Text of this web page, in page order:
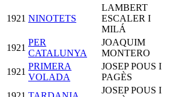
1921 NINOTETS
LAMBERT
ESCALER I
MILÁ
1921
PER
CATALUNYA
JOAQUIM
MONTERO
1921
PRIMERA
VOLADA
JOSEP POUS I
PAGÈS
JOSEP POUS I